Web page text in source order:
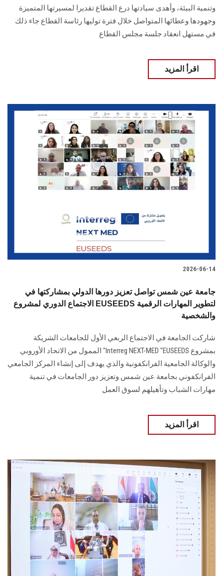
وتنمية البيئة، وأهدى سيادتها درع القطاع تقديرا لمسيرتها المتميزة
وجهودها وعطائها المتواصل خلال فترة توليها رئاسة القطاع جاء ذلك
في مستهل انعقاد جلسة مجلس القطاع
اقرأ المزيد
2026-06-14
جامعة عين شمس تواصل تعزيز دورها الدولي بمشاركتها في
الاجتماع الدوري لمشروع EUSEEDS لتطوير المهارات الرقمية
والشخصية
شاركت الجامعة في الاجتماع الربعي الأول للجامعات الشريكة
بمشروع Interreg NEXT-MED "EUSEEDS" الممول من الاتحاد الأوروبي
والوكالة الجامعية الفرانكفونية والذي يهدف إلى إنشاء المركز الجامعي
الفرانكفوني بجامعة عين شمس وتعزيز دور الجامعات في تنمية
مهارات الشباب وتأهيلهم لسوق العمل
اقرأ المزيد